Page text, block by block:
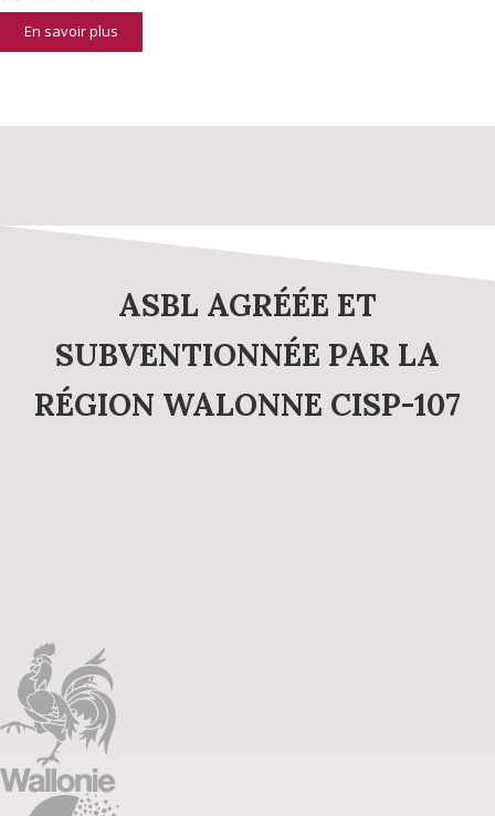
En savoir plus
ASBL AGRÉÉE ET
SUBVENTIONNÉE PAR LA
RÉGION WALONNE CISP-107